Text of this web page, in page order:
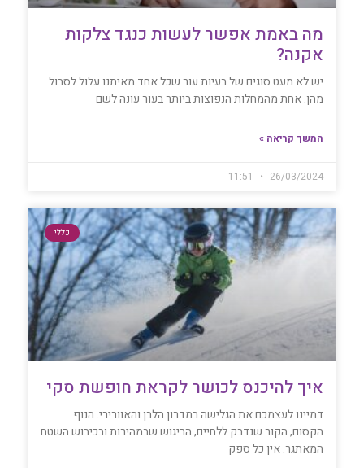
מה באמת אפשר לעשות כנגד צלקות
אקנה?
יש לא מעט סוגים של בעיות עור שכל אחד מאיתנו עלול לסבול
מהן. אחת מהמחלות הנפוצות ביותר בעור עונה לשם
המשך קריאה »
26/03/2024
כללי
איך להיכנס לכושר לקראת חופשת סקי
דמיינו לעצמכם את הגלישה במדרון הלבן והאוורירי. הנוף
הקסום, הקור שנדבק ללחיים, הריגוש שבמהירות ובכיבוש השטח
המאתגר. אין כל ספק